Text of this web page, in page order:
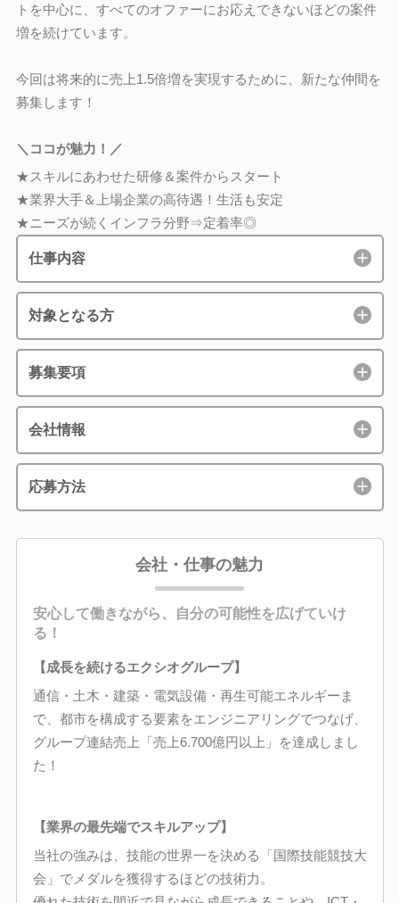
トを中心に、すべてのオファーにお応えできないほどの案件
増を続けています。
今回は将来的に売上1.5倍増を実現するために、新たな仲間を
募集します！
＼ココが魅力！／
★スキルにあわせた研修＆案件からスタート
★業界大手＆上場企業の高待遇！生活も安定
★ニーズが続くインフラ分野⇒定着率◎
仕事内容
対象となる方
募集要項
会社情報
応募方法
会社・仕事の魅力
安心して働きながら、自分の可能性を広げていけ
る！
【成長を続けるエクシオグループ】
通信・土木・建築・電気設備・再生可能エネルギーま
で、都市を構成する要素をエンジニアリングでつなげ、
グループ連結売上「売上6.700億円以上」を達成しまし
た！
【業界の最先端でスキルアップ】
当社の強みは、技能の世界一を決める「国際技能競技大
会」でメダルを獲得するほどの技術力。